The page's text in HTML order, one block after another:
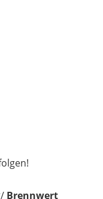
Brennwert